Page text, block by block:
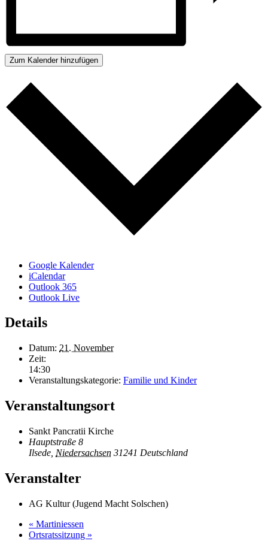
Zum Kalender hinzufügen
Google Kalender
iCalendar
Outlook 365
Outlook Live
Details
Datum: 21. November
Zeit:
14:30
Veranstaltungskategorie: Familie und Kinder
Veranstaltungsort
Sankt Pancratii Kirche
Hauptstraße 8
Ilsede Niedersachsen 31241 Deutschland
Veranstalter
AG Kultur (Jugend Macht Solschen)
« Martiniessen
Ortsratssitzung »